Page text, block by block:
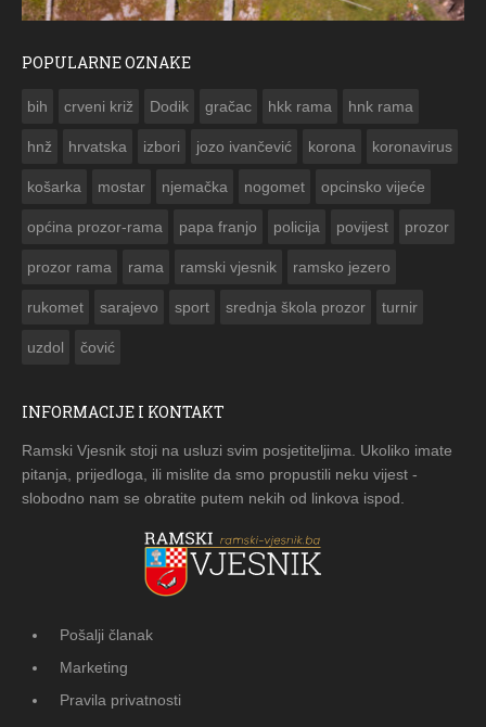
POPULARNE OZNAKE
bih crveni križ Dodik gračac hkk rama hnk rama
hnž hrvatska izbori jozo ivančević korona koronavirus
košarka mostar njemačka nogomet opcinsko vijeće
općina prozor-rama papa franjo policija povijest prozor
prozor rama rama ramski vjesnik ramsko jezero
rukomet sarajevo sport srednja škola prozor turnir
uzdol čović
INFORMACIJE I KONTAKT
Ramski Vjesnik stoji na usluzi svim posjetiteljima. Ukoliko imate
pitanja, prijedloga, ili mislite da smo propustili neku vijest -
slobodno nam se obratite putem nekih od linkova ispod.
Pošalji članak
Marketing
Pravila privatnosti